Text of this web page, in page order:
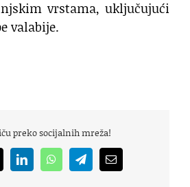
vrstama, uključujući
valabije.
preko socijalnih mreža!
LinkedInWhatsAppTelegramEmail